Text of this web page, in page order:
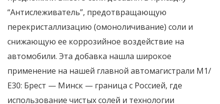
“Антислеживатель”, предотвращающую
перекристаллизацию (омоноличивание) соли и
снижающую ее коррозийное воздействие на
автомобили. Эта добавка нашла широкое
применение на нашей главной автомагистрали М1/
Е30: Брест — Минск — граница с Россией, где
использование чистых солей и технологии